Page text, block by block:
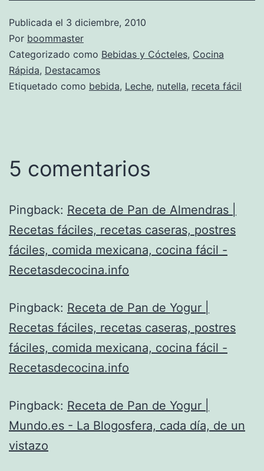
Publicada el 3 diciembre, 2010
Por boommaster
Categorizado como Bebidas y Cócteles, Cocina
Rápida, Destacamos
Etiquetado como bebida, Leche, nutella, receta fácil
5 comentarios
Pingback: Receta de Pan de Almendras |
Recetas fáciles, recetas caseras, postres
fáciles, comida mexicana, cocina fácil -
Recetasdecocina.info
Pingback: Receta de Pan de Yogur |
Recetas fáciles, recetas caseras, postres
fáciles, comida mexicana, cocina fácil -
Recetasdecocina.info
Pingback: Receta de Pan de Yogur |
Mundo.es - La Blogosfera, cada día, de un
vistazo